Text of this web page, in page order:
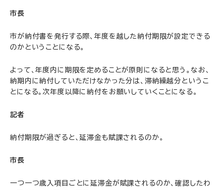
市長
市が納付書を発行する際、年度を越した納付期限が設定できる
のかということになる。
よって、年度内に期限を定めることが原則になると思う。なお、
納期内に納付していただけなかった分は、滞納繰越分というこ
とになる。次年度以降に納付をお願いしていくことになる。
記者
納付期限が過ぎると、延滞金も賦課されるのか。
市長
一つ一つ歳入項目ごとに延滞金が賦課されるのか、確認したわ